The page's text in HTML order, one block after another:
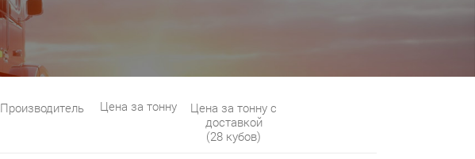
Производитель Цена за тонну
Цена за тонну с
доставкой
(28 кубов)